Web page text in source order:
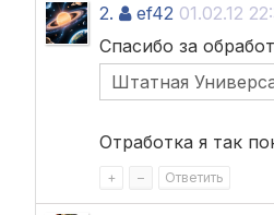
2. ef42 01.02.12
Спасибо за
Штатная
Отработка я так
+ – Ответить